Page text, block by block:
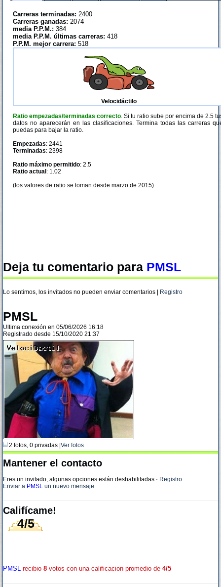
Carreras terminadas: 2400
Carreras ganadas: 2074
media P.P.M.: 384
media P.P.M. últimas carreras: 418
P.P.M. mejor carrera: 518
Velocidáctilo
Ratio empezadas/terminadas correcto. Si tu ratio sube por encima de 2.5
datos no aparecerán en las clasificaciones. Termina todas las carreras
puedas para bajar la ratio.
Empezadas: 2441
Terminadas: 2398
Ratio máximo permitido: 2.5
Ratio actual : 1.02
(los valores de ratio se toman desde marzo de 2015)
Deja tu comentario para PMSL
Lo sentimos, los invitados no pueden enviar comentarios | Registro
PMSL
Ultima conexión en 05/06/2026 16:18
Registrado desde 15/10/2020 21:37
2 fotos, 0 privadas | Ver fotos
Mantener el contacto
Eres un invitado, algunas opciones están deshabilitadas · Registro
Enviar a PMSL un nuevo mensaje
Califícame!
4/5
PMSL recibio 8 votos con una calificacion promedio de 4/5